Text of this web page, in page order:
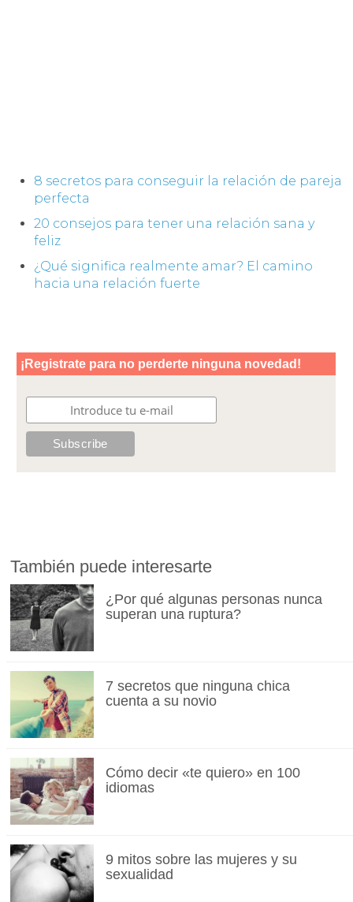
8 secretos para conseguir la relación de pareja
perfecta
20 consejos para tener una relación sana y
feliz
¿Qué significa realmente amar? El camino
hacia una relación fuerte
También puede interesarte
¿Por qué algunas personas nunca
superan una ruptura?
7 secretos que ninguna chica
cuenta a su novio
Cómo decir «te quiero» en 100
idiomas
9 mitos sobre las mujeres y su
sexualidad